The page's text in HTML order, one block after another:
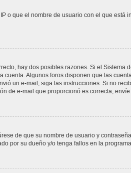
o que el nombre de usuario con el que
hay dos posibles razones. Si el
Algunos foros disponen que las
un e-mail, siga las instrucciones. Si no
de e-mail que proporcionó es correcta,
de que su nombre de usuario y
por su dueño y/o tenga fallos en la